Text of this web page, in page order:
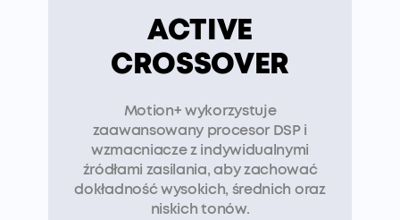
ACTIVE
CROSSOVER
Motion+ wykorzystuje
zaawansowany procesor DSP i
wzmacniacze z indywidualnymi
źródłami zasilania, aby zachować
dokładność wysokich, średnich oraz
niskich tonów.